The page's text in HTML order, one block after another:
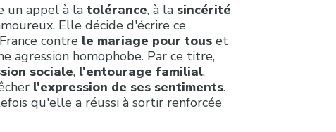
un appel à la tolérance, à la sincérité
Elle décide d'écrire ce
contre le mariage pour tous et
agression homophobe. Par ce titre,
sociale, l'entourage familial,
l'expression de ses sentiments.
qu'elle a réussi à sortir renforcée